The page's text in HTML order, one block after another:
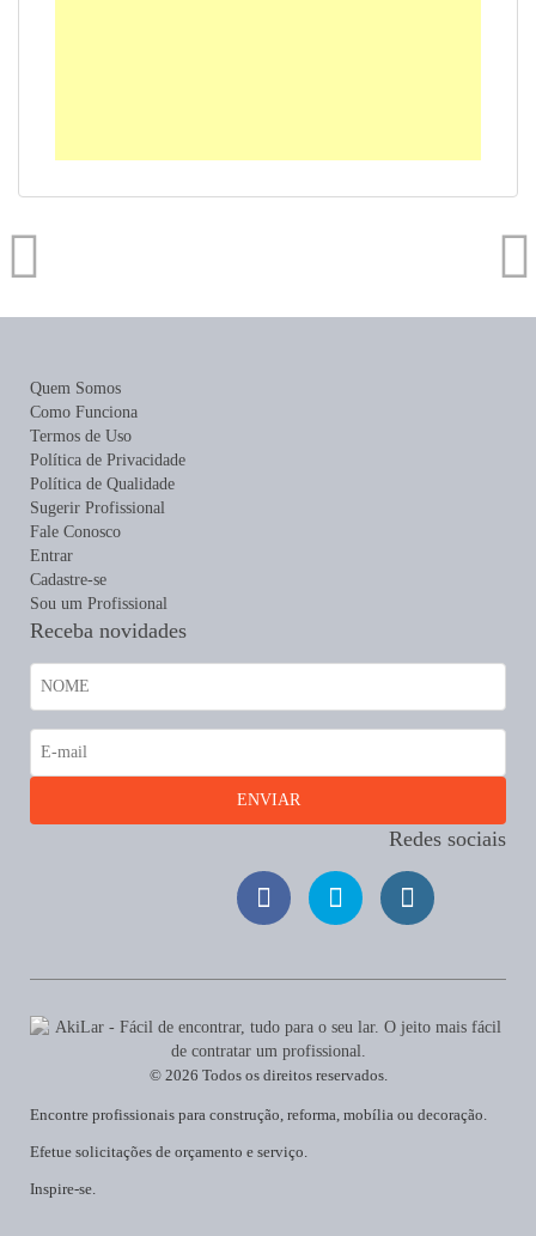
Quem Somos
Como Funciona
Termos de Uso
Política de Privacidade
Política de Qualidade
Sugerir Profissional
Fale Conosco
Entrar
Cadastre-se
Sou um Profissional
Receba novidades
Redes sociais
Encontre profissionais para construção, reforma, mobília ou decoração.
Efetue solicitações de orçamento e serviço.
Inspire-se.
© 2026 Todos os direitos reservados.